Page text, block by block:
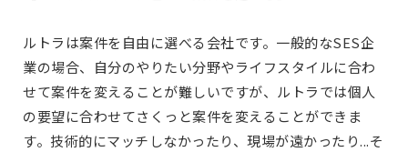
ルトラは案件を自由に選べる会社です。一般的なSES企
業の場合、自分のやりたい分野やライフスタイルに合わ
せて案件を変えることが難しいですが、ルトラでは個人
の要望に合わせてさくっと案件を変えることができま
す。技術的にマッチしなかったり、現場が遠かったり...そ